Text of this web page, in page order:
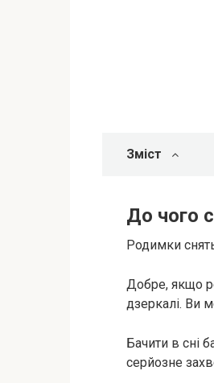
Зміст
До чого
Родимки
Добре, якщо
дзеркалі. Ви
Бачити в сні
серйозне